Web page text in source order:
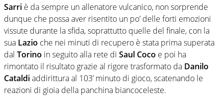
Sarri è da sempre un allenatore vulcanico, non sorprende
dunque che possa aver risentito un po’ delle forti emozioni
vissute durante la sfida, soprattutto quelle del finale, con la
sua Lazio che nei minuti di recupero è stata prima superata
dal Torino in seguito alla rete di Saul Coco e poi ha
rimontato il risultato grazie al rigore trasformato da Danilo
Cataldiaddirittura al 103’ minuto di gioco, scatenando le
reazioni di gioia della panchina biancoceleste.